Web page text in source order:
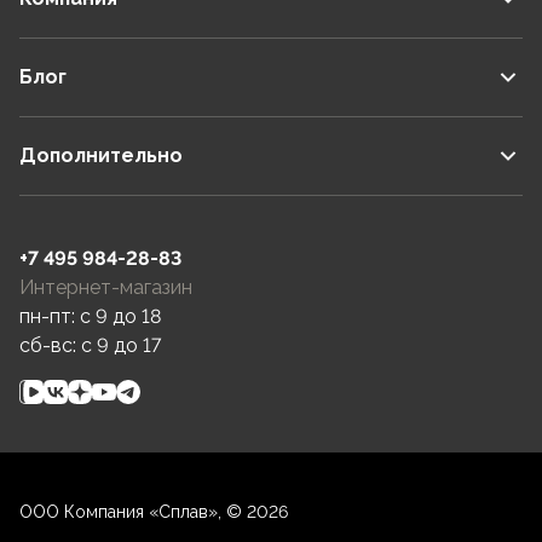
Блог
Дополнительно
+7 495 984-28-83
Интернет-магазин
пн-пт: c 9 до 18
сб-вс: c 9 до 17
ООО Компания «Сплав», © 2026